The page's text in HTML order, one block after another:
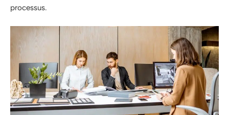
processus.